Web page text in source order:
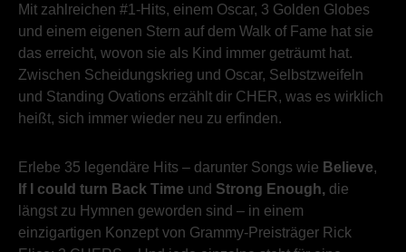
Mit zahlreichen #1-Hits, einem Oscar, 3 Golden Globes
und einem eigenen Stern auf dem Walk of Fame hat sie
das erreicht, wovon sie als Kind immer geträumt hat.
Zwischen Scheidungskrieg und Oscar, Selbstzweifeln
und Standing Ovations erzählt dir CHER, was es wirklich
heißt, sich immer wieder neu zu erfinden.
Erlebe 35 legendäre Hits – darunter Songs wie Believe,
If I could turn Back Time und Strong Enough, die
längst zu Hymnen geworden sind – in einem
einzigartigen Konzept von Grammy-Preisträger Rick